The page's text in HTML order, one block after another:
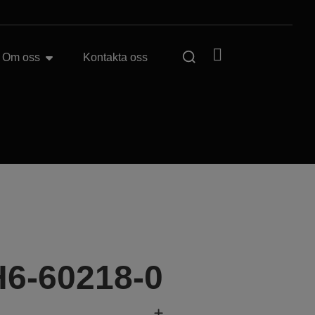
Om oss Kontakta oss
60218-0